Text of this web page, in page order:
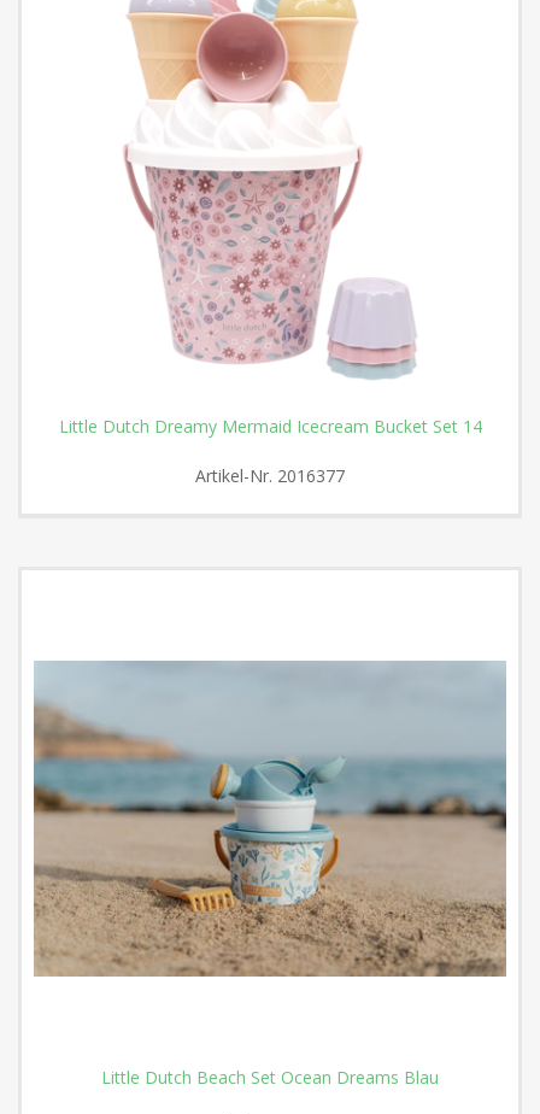
Little Dutch Dreamy Mermaid Icecream Bucket Set 14
Artikel-Nr. 2016377
Little Dutch Beach Set Ocean Dreams Blau